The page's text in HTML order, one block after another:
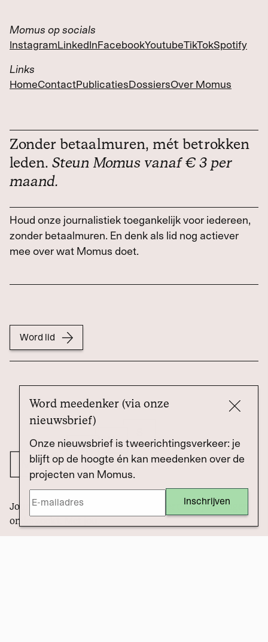
Word meedenker (via onze
nieuwsbrief)
Onze nieuwsbrief is tweerichtingsverkeer: je
blijft op de hoogte én kan meedenken over de
projecten van Momus.
Journalistiek die de macht controleert én oplossingen
onderzoekt. Met jou.
Zonder betaalmuren, mét betrokken
leden. Steun Momus vanaf € 3 per
maand.
Houd onze journalistiek toegankelijk voor iedereen,
zonder betaalmuren. En denk als lid nog actiever
mee over wat Momus doet.
Word lid
Momus op socials
InstagramLinkedInFacebookYoutubeTikTokSpotify
Links
HomeContactPublicatiesDossiersOver Momus